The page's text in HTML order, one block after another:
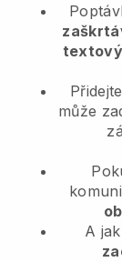
Přidejte
může
A